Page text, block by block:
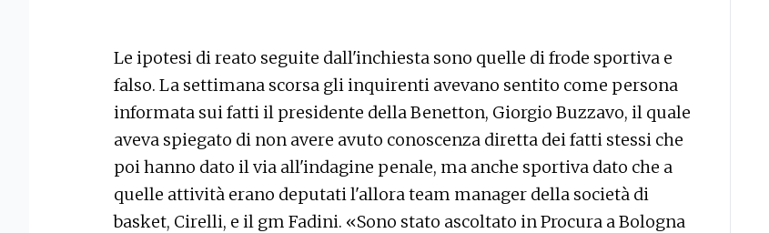
Le ipotesi di reato seguite dall'inchiesta sono quelle di frode sportiva e
falso. La settimana scorsa gli inquirenti avevano sentito come persona
informata sui fatti il presidente della Benetton, Giorgio Buzzavo, il quale
aveva spiegato di non avere avuto conoscenza diretta dei fatti stessi che
poi hanno dato il via all'indagine penale, ma anche sportiva dato che a
quelle attività erano deputati l'allora team manager della società di
basket, Cirelli, e il gm Fadini. «Sono stato ascoltato in Procura a Bologna